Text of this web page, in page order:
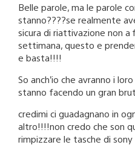
Belle parole, ma le parole
stanno????se realmente
sicura di riattivazione non a
settimana, questo e
e basta!!!!
So anch’io che avranno i
stanno facendo un gran
credimi ci guadagnano in
altro!!!!non credo che son
rimpizzare le tasche di sony